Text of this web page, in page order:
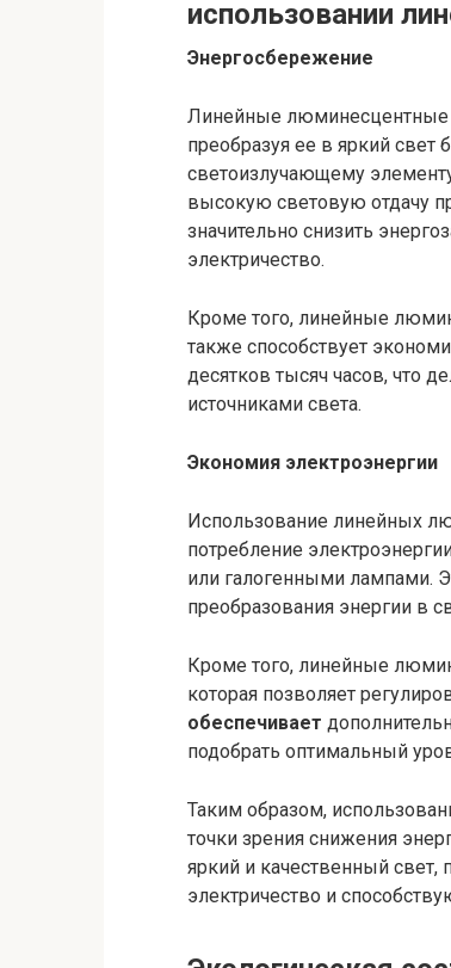
использовании
Энергосбережение
Линейные люминесцентные
преобразуя ее в яркий свет
светоизлучающему
высокую световую отдачу
значительно снизить
электричество.
Кроме того, линейные
также способствует
десятков тысяч часов, что
источниками света.
Экономия электроэнергии
Использование линейных
потребление
или галогенными лампами.
преобразования энергии в
Кроме того, линейные
которая позволяет
обеспечивает
подобрать оптимальный
Таким образом,
точки зрения снижения
яркий и качественный свет,
электричество и